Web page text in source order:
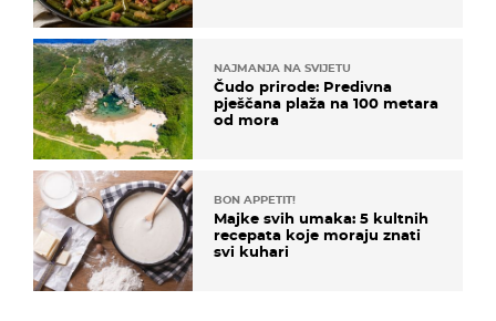
NAJMANJA NA SVIJETU
Čudo prirode: Predivna
pješčana plaža na 100 metara
od mora
BON APPETIT!
Majke svih umaka: 5 kultnih
recepata koje moraju znati
svi kuhari